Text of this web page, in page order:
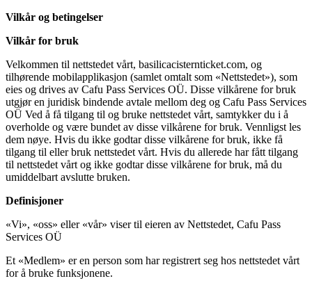
Vilkår og betingelser
Vilkår for bruk
Velkommen til nettstedet vårt, basilicacisternticket.com, og
tilhørende mobilapplikasjon (samlet omtalt som «Nettstedet»), som
eies og drives av Cafu Pass Services OÜ. Disse vilkårene for bruk
utgjør en juridisk bindende avtale mellom deg og Cafu Pass Services
OÜ Ved å få tilgang til og bruke nettstedet vårt, samtykker du i å
overholde og være bundet av disse vilkårene for bruk. Vennligst les
dem nøye. Hvis du ikke godtar disse vilkårene for bruk, ikke få
tilgang til eller bruk nettstedet vårt. Hvis du allerede har fått tilgang
til nettstedet vårt og ikke godtar disse vilkårene for bruk, må du
umiddelbart avslutte bruken.
Definisjoner
«Vi», «oss» eller «vår» viser til eieren av Nettstedet, Cafu Pass
Services OÜ
Et «Medlem» er en person som har registrert seg hos nettstedet vårt
for å bruke funksjonene.